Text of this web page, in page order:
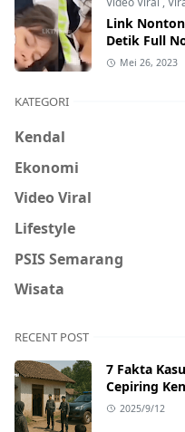
Link
Detik Full
Hati-Hati
Mei 26, 2023
KATEGORI
Kendal
Ekonomi
Video Viral
Lifestyle
PSIS Semarang
Wisata
RECENT POST
7 Fakta
Cepiring
Kronologi,
2025/9/12